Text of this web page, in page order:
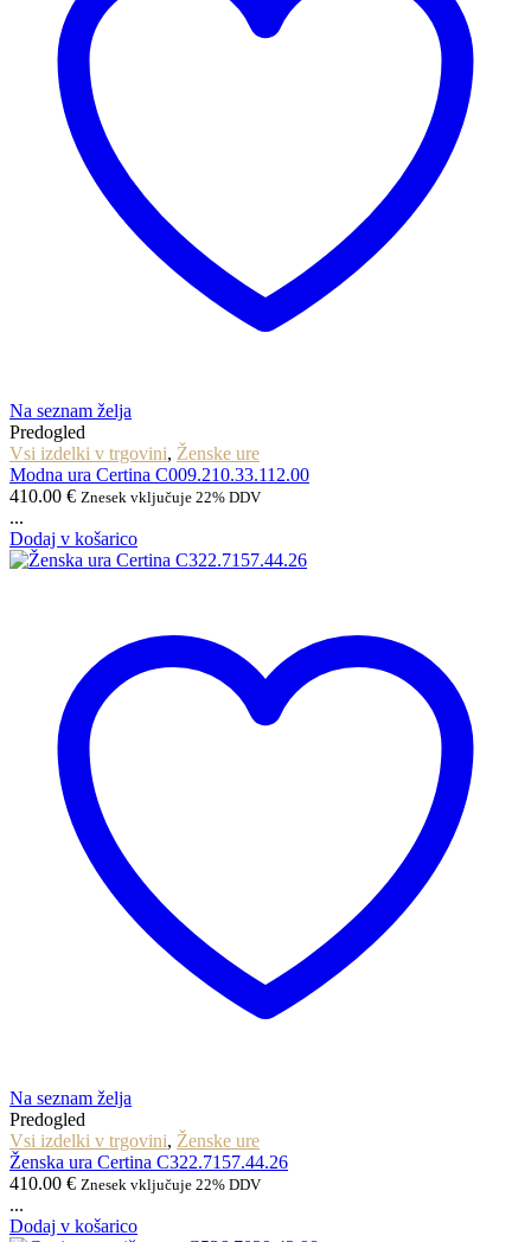
Na seznam želja
Predogled
Vsi izdelki v trgovini, Ženske ure
Modna ura Certina C009.210.33.112.00
410.00 € Znesek vključuje 22% DDV
...
Dodaj v košarico
Na seznam želja
Predogled
Vsi izdelki v trgovini, Ženske ure
Ženska ura Certina C322.7157.44.26
410.00 € Znesek vključuje 22% DDV
...
Dodaj v košarico